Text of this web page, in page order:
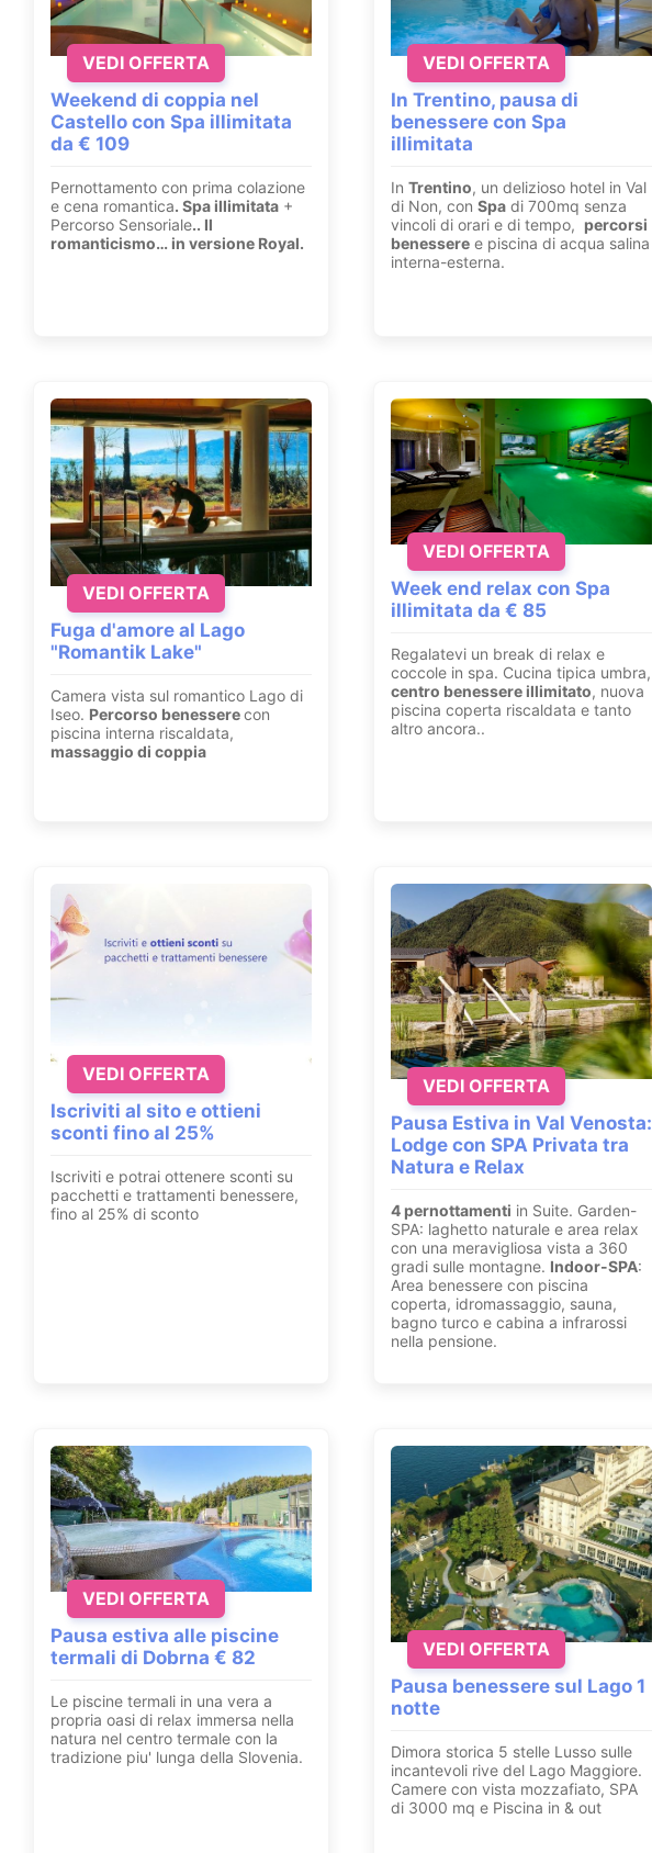
Weekend di coppia nel
Castello con Spa illimitata
da € 109
Pernottamento con prima colazione
e cena romantica. Spa illimitata +
Percorso Sensoriale.. Il
romanticismo… in versione Royal.
VEDI OFFERTA
In Trentino, pausa di
benessere con Spa
illimitata
In Trentino, un delizioso hotel in Val
di Non, con Spa di 700mq senza
vincoli di orari e di tempo, percorsi
benessere e piscina di acqua salina
interna-esterna.
VEDI OFFERTA
Fuga d'amore al Lago
"Romantik Lake"
Camera vista sul romantico Lago di
Iseo. Percorso benesserecon
piscina interna riscaldata,
massaggio di coppia
VEDI OFFERTA
Week end relax con Spa
illimitata da € 85
Regalatevi un break di relax e
coccole in spa. Cucina tipica umbra,
centro benessere illimitato, nuova
piscina coperta riscaldata e tanto
altro ancora..
VEDI OFFERTA
Iscriviti al sito e ottieni
sconti fino al 25%
Iscriviti e potrai ottenere sconti su
pacchetti e trattamenti benessere,
fino al 25% di sconto
VEDI OFFERTA
Pausa Estiva in Val Venosta:
Lodge con SPA Privata tra
Natura e Relax
4 pernottamenti in Suite. Garden-
SPA: laghetto naturale e area relax
con una meravigliosa vista a 360
gradi sulle montagne. Indoor-SPA:
Area benessere con piscina
coperta, idromassaggio, sauna,
bagno turco e cabina a infrarossi
nella pensione.
VEDI OFFERTA
Pausa estiva alle piscine
termali di Dobrna € 82
Le piscine termali in una vera a
propria oasi di relax immersa nella
natura nel centro termale con la
tradizione piu' lunga della Slovenia.
VEDI OFFERTA
Pausa benessere sul Lago 1
notte
Dimora storica 5 stelle Lusso sulle
incantevoli rive del Lago Maggiore.
Camere con vista mozzafiato, SPA
di 3000 mq e Piscina in & out
VEDI OFFERTA